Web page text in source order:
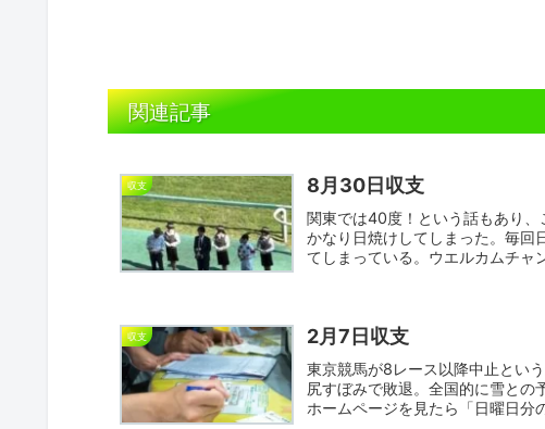
関連記事
収支 8月30日収支
関東では40度！という話もあり、
かなり日焼けしてしまった。毎回
てしまっている。ウエルカムチャ
収支 2月7日収支
東京競馬が8レース以降中止とい
尻すぼみで敗退。全国的に雪と
ホームページを見たら「日曜日分